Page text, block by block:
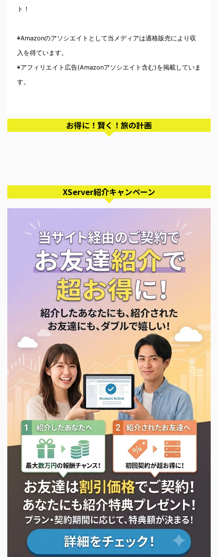
ト！
◉Amazonのアソシエイトとして当メディアは適格販売により収
入を得ています。
◉アフィリエイト広告(Amazonアソシエイト含む)を掲載していま
す。
お得に！賢く！旅の計画